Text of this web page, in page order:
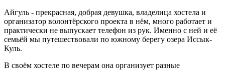
Айгуль - прекрасная, добрая девушка, владелица хостела и
организатор волонтёрского проекта в нём, много работает и
практически не выпускает телефон из рук. Именно с ней и её
семьёй мы путешествовали по южному берегу озера Иссык-
Куль.
В своём хостеле по вечерам она организует разные